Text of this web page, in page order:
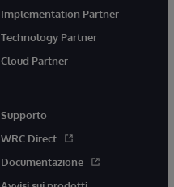
Implementation Partner
Technology Partner
Cloud Partner
Supporto
WRC Direct
Documentazione